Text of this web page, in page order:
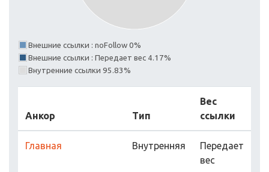
Внешние ссылки : noFollow 0%
Внешние ссылки : Передает вес 4.17%
Внутренние ссылки 95.83%
Анкор Тип
Вес
ссылки
Главная Внутренняя
Передает
вес